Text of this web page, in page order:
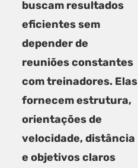
buscam resultados
eficientes sem
depender de
reuniões constantes
com treinadores. Elas
fornecem estrutura,
orientações de
velocidade, distância
e objetivos claros